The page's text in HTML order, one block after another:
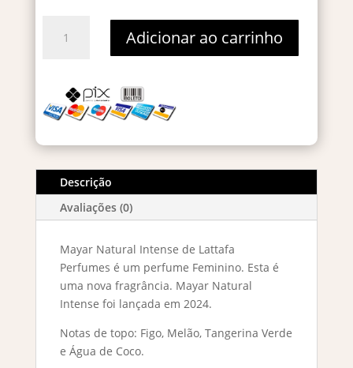
Natural
Decant
2ml
Adicionar ao carrinho
Descrição
Avaliações (0)
Mayar Natural Intense de Lattafa
Perfumes é um perfume Feminino. Esta é
uma nova fragrância. Mayar Natural
Intense foi lançada em 2024.
Notas de topo: Figo, Melão, Tangerina Verde
e Água de Coco.